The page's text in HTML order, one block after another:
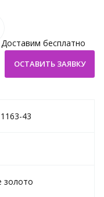
Доставим бесплатно
43
золото